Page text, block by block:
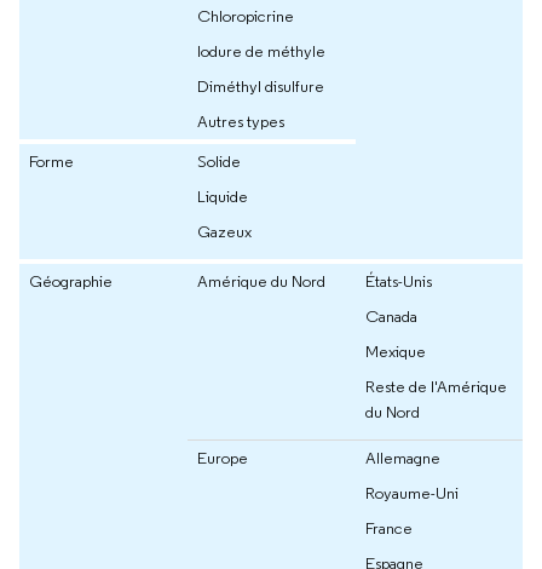
Chloropicrine
Iodure de méthyle
Diméthyl disulfure
Autres types
Forme
Solide
Liquide
Gazeux
Géographie Amérique du Nord
États-Unis
Canada
Mexique
Reste de l'Amérique
du Nord
Europe
Allemagne
Royaume-Uni
France
Espagne